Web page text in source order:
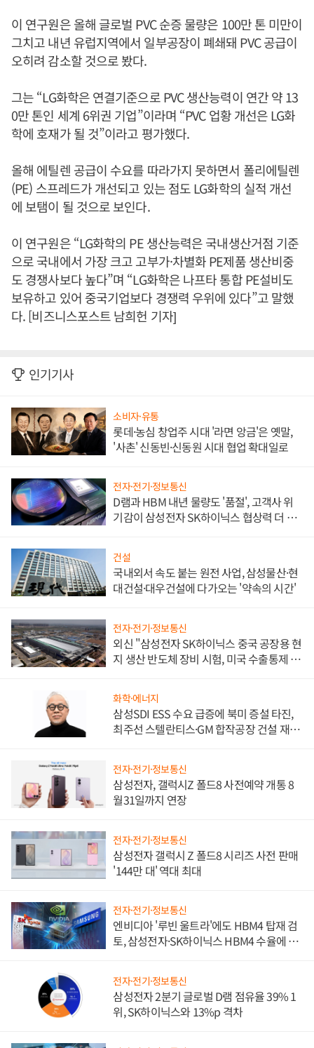
이 연구원은 올해 글로벌 PVC 순증 물량은 100만 톤 미만이
그치고 내년 유럽지역에서 일부공장이 폐쇄돼 PVC 공급이
오히려 감소할 것으로 봤다.
그는 “LG화학은 연결기준으로 PVC 생산능력이 연간 약 13
0만 톤인 세계 6위권 기업”이라며 “PVC 업황 개선은 LG화
학에 호재가 될 것”이라고 평가했다.
올해 에틸렌 공급이 수요를 따라가지 못하면서 폴리에틸렌
(PE) 스프레드가 개선되고 있는 점도 LG화학의 실적 개선
에 보탬이 될 것으로 보인다.
이 연구원은 “LG화학의 PE 생산능력은 국내생산거점 기준
으로 국내에서 가장 크고 고부가·차별화 PE제품 생산비중
도 경쟁사보다 높다”며 “LG화학은 나프타 통합 PE설비도
보유하고 있어 중국기업보다 경쟁력 우위에 있다”고 말했
다. [비즈니스포스트 남희헌 기자]
인기기사
소비자·유통
롯데·농심 창업주 시대 '라면 앙금'은 옛말,
'사촌' 신동빈·신동원 시대 협업 확대일로
전자·전기·정보통신
D램과 HBM 내년 물량도 '품절', 고객사 위
기감이 삼성전자 SK하이닉스 협상력 더 키
건설
국내외서 속도 붙는 원전 사업, 삼성물산·현
대건설·대우건설에 다가오는 '약속의 시간'
전자·전기·정보통신
외신 "삼성전자 SK하이닉스 중국 공장용 현
지 생산 반도체 장비 시험, 미국 수출통제 대
화학·에너지
삼성SDI ESS 수요 급증에 북미 증설 타진,
최주선 스텔란티스·GM 합작공장 건설 재추
전자·전기·정보통신
삼성전자, 갤럭시Z 폴드8 사전예약 개통 8
월31일까지 연장
전자·전기·정보통신
삼성전자 갤럭시 Z 폴드8 시리즈 사전 판매
'144만 대' 역대 최대
전자·전기·정보통신
엔비디아 '루빈 울트라'에도 HBM4 탑재 검
토, 삼성전자·SK하이닉스 HBM4 수율에 주
전자·전기·정보통신
삼성전자 2분기 글로벌 D램 점유율 39% 1
위, SK하이닉스와 13%p 격차